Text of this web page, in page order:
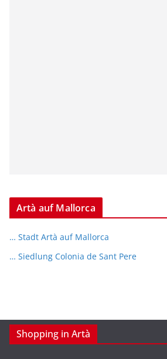
Artà auf Mallorca
… Stadt Artà auf Mallorca
… Siedlung Colonia de Sant Pere
Shopping in Artà